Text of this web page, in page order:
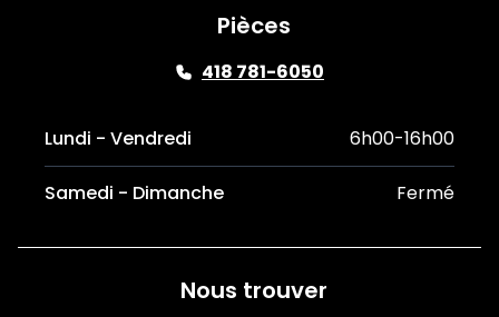
Pièces
418 781-6050
Lundi - Vendredi 6h00-16h00
Samedi - Dimanche Fermé
Nous trouver